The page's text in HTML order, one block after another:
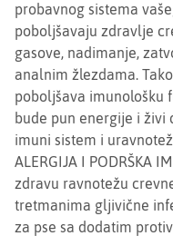
probavnog sistema
poboljšavaju zdravlje
gasove, nadimanje,
analnim žlezdama.
poboljšava imunološku
bude pun energije i živi
imuni sistem i
ALERGIJA I PODRŠKA
zdravu ravnotežu
tretmanima gljivične
za pse sa dodatim